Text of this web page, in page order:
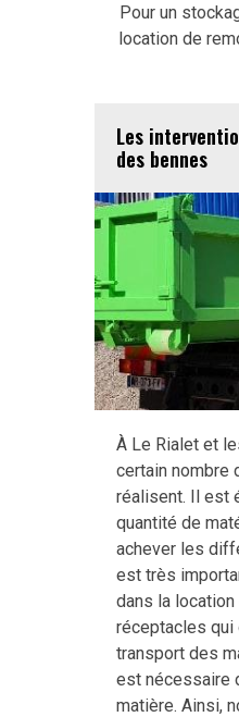
Pour un
location de
Les
des bennes
À Le Rialet et
certain nombre
réalisent. Il est
quantité de
achever les
est très
dans la
réceptacles qui
transport des
est nécessaire
matière. Ainsi,